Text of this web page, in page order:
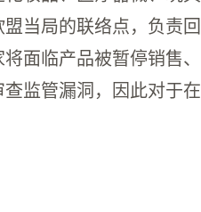
当局的联络点，负责回
面临产品被暂停销售、
监管漏洞，因此对于在